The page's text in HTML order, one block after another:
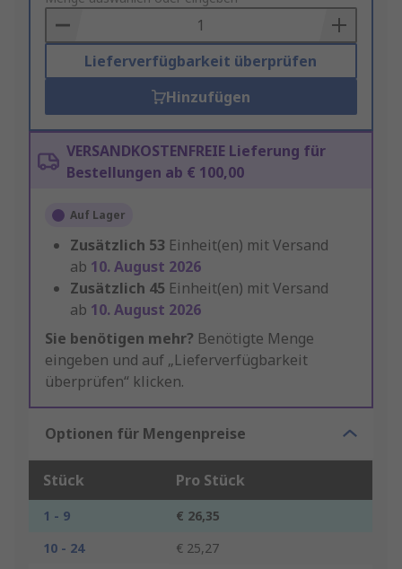
Basket
Lieferverfügbarkeit überprüfen
Hinzufügen
VERSANDKOSTENFREIE Lieferung für
Bestellungen ab € 100,00
Auf Lager
Zusätzlich 53 Einheit(en) mit Versand
ab 10. August 2026
Zusätzlich 45 Einheit(en) mit Versand
ab 10. August 2026
Sie benötigen mehr? Benötigte Menge
eingeben und auf „Lieferverfügbarkeit
überprüfen“ klicken.
Optionen für Mengenpreise
Stück Pro Stück
1 - 9
€ 26,35
10 - 24
€ 25,27